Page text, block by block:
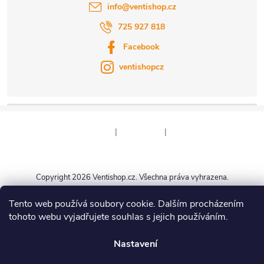
Tento web používá soubory cookie. Dalším procházením
tohoto webu vyjadřujete souhlas s jejich používáním.
Nastavení
info@ventishop.cz
725 927 818
Facebook
ventishopcz
| |
Vytvořil Shoptet
Copyright 2026Ventishop.cz. Všechna práva vyhrazena.